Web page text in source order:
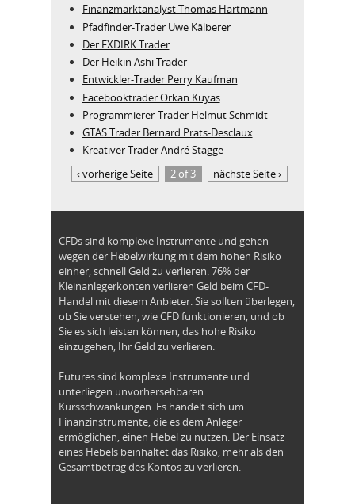
Finanzmarktanalyst Thomas Hartmann
Pfadfinder-Trader Uwe Kälberer
Der FXDIRK Trader
Der Heikin Ashi Trader
Entwickler-Trader Perry Kaufman
Facebooktrader Orkan Kuyas
Programmierer-Trader Helmut Schmidt
GTAS Trader Bernard Prats-Desclaux
Kreativer Trader André Stagge
‹ vorherige Seite
2 of 3 nächste Seite ›
CFDs sind komplexe Instrumente und gehen
wegen der Hebelwirkung mit dem hohen Risiko
einher, schnell Geld zu verlieren. 76% der
Kleinanlegerkonten verlieren Geld beim CFD-
Handel mit diesem Anbieter. Sie sollten überlegen,
ob Sie verstehen, wie CFD funktionieren, und ob
Sie es sich leisten können, das hohe Risiko
einzugehen, Ihr Geld zu verlieren.
Futures sind komplexe Instrumente und
unterliegen unvorhersehbaren
Kursschwankungen. Es handelt sich um
Finanzinstrumente, die es dem Anleger
ermöglichen, einen Hebel zu nutzen. Der Einsatz
eines Hebels beinhaltet das Risiko, mehr als den
Gesamtbetrag des Kontos zu verlieren.